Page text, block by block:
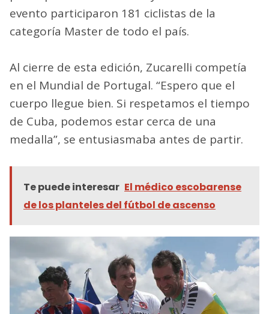
evento participaron 181 ciclistas de la
categoría Master de todo el país.
Al cierre de esta edición, Zucarelli competía
en el Mundial de Portugal. “Espero que el
cuerpo llegue bien. Si respetamos el tiempo
de Cuba, podemos estar cerca de una
medalla”, se entusiasmaba antes de partir.
Te puede interesar El médico escobarense
de los planteles del fútbol de ascenso